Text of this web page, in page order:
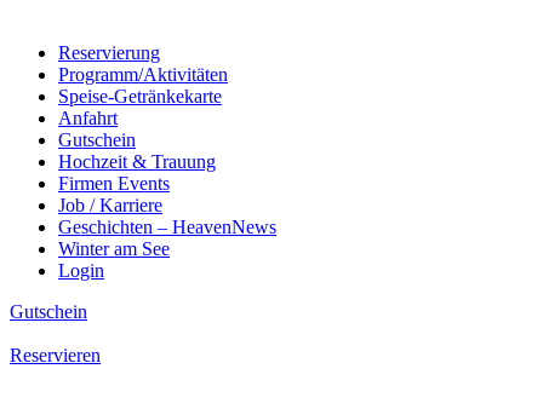
Reservierung
Programm/Aktivitäten
Speise-Getränkekarte
Anfahrt
Gutschein
Hochzeit & Trauung
Firmen Events
Job / Karriere
Geschichten – HeavenNews
Winter am See
Login
Gutschein
Reservieren